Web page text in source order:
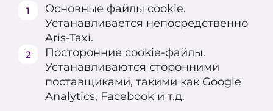
Основные файлы cookie.
Устанавливается непосредственно
Aris-Taxi.
Посторонние cookie-файлы.
Устанавливаются сторонними
поставщиками, такими как Google
Analytics, Facebook и т.д.